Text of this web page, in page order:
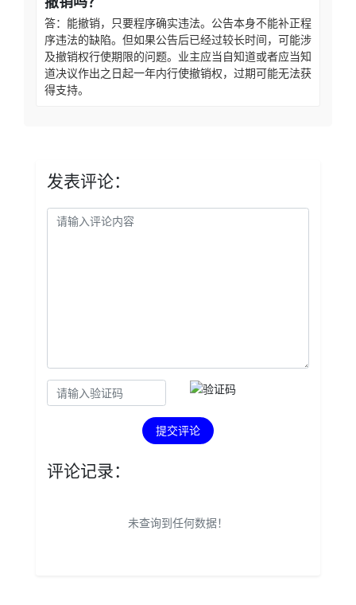
答：能撤销，只要程序确实违法。公告本身不能补正程
序违法的缺陷。但如果公告后已经过较长时间，可能涉
及撤销权行使期限的问题。业主应当自知道或者应当知
道决议作出之日起一年内行使撤销权，过期可能无法获
得支持。
发表评论：
提交评论
评论记录：
未查询到任何数据！